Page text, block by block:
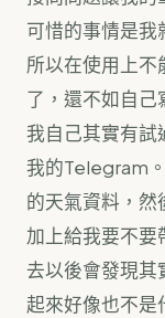
可惜的事情是我
所以在使用上不
了，還不如自己
我自己其實有試
我的Telegram
的天氣資料，
加上給我要不要
去以後會發現
起來好像也不是